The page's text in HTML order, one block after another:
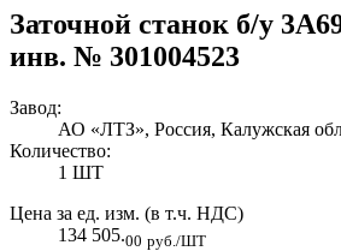
Заточной станок б/у
инв. № 301004523
Завод:
АО «ЛТЗ», Россия, Калужская
Количество:
1 ШТ
Цена за ед. изм. (в т.ч. НДС)
134 505.00 руб./ШТ